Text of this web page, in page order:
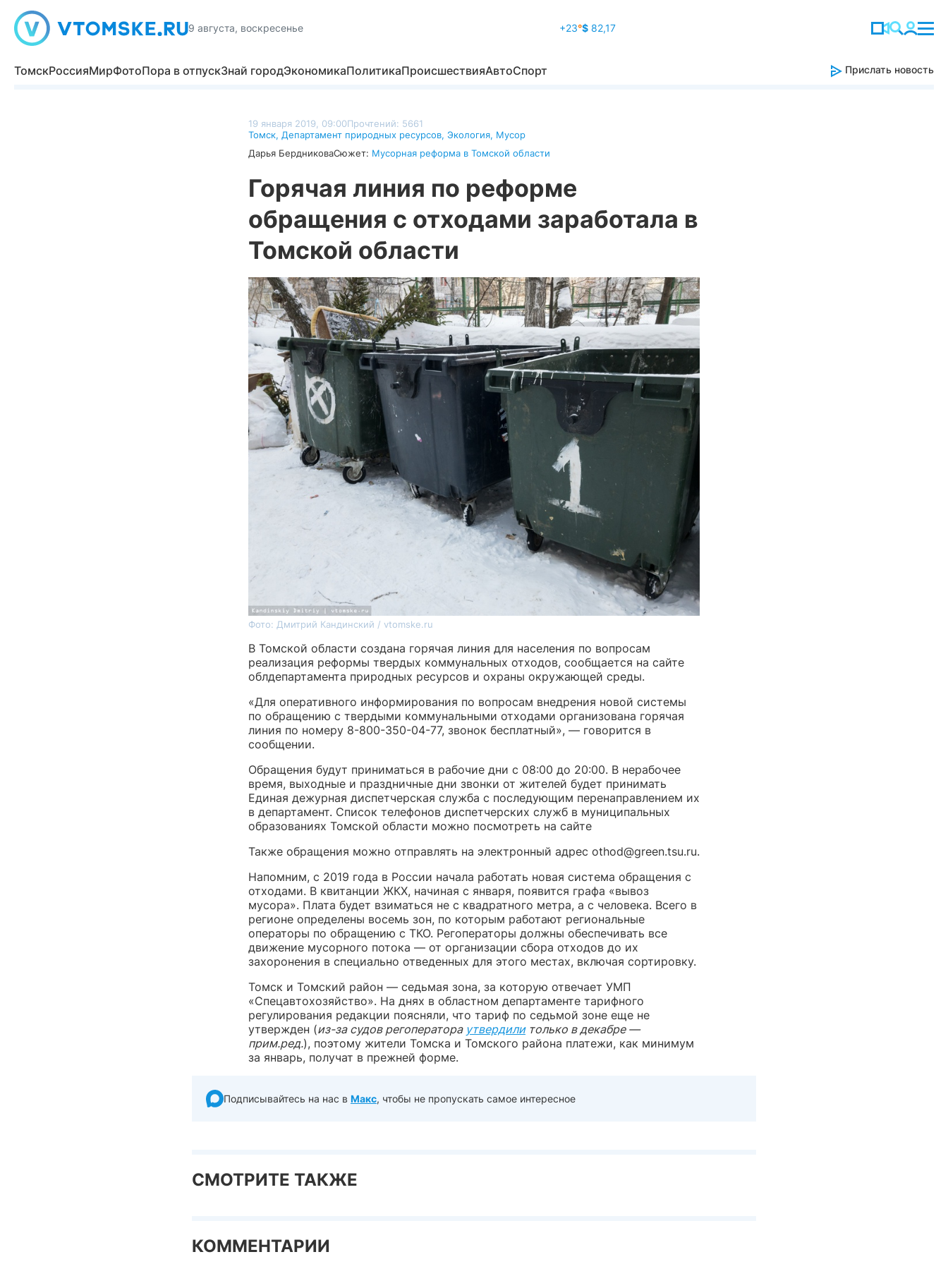
9 августа, воскресенье +23°$82,17
ТомскРоссияМирФотоПора в отпускЗнай городЭкономикаПолитикаПроисшествияАвтоСпорт Прислать новость
19 января 2019, 09:00Прочтений: 5661
Томск, Департамент природных ресурсов, Экология, Мусор
Дарья БердниковаСюжет: Мусорная реформа в Томской области
Горячая линия по реформе
обращения с отходами заработала в
Томской области
Фото: Дмитрий Кандинский / vtomske.ru
В Томской области создана горячая линия для населения по вопросам
реализация реформы твердых коммунальных отходов, сообщается на сайте
облдепартамента природных ресурсов и охраны окружающей среды.
«Для оперативного информирования по вопросам внедрения новой системы
по обращению с твердыми коммунальными отходами организована горячая
линия по номеру 8-800-350-04-77, звонок бесплатный», — говорится в
сообщении.
Обращения будут приниматься в рабочие дни с 08:00 до 20:00. В нерабочее
время, выходные и праздничные дни звонки от жителей будет принимать
Единая дежурная диспетчерская служба с последующим перенаправлением их
в департамент. Список телефонов диспетчерских служб в муниципальных
образованиях Томской области можно посмотреть на сайте
Также обращения можно отправлять на электронный адрес othod@green.tsu.ru.
Напомним, с 2019 года в России начала работать новая система обращения с
отходами. В квитанции ЖКХ, начиная с января, появится графа «вывоз
мусора». Плата будет взиматься не с квадратного метра, а с человека. Всего в
регионе определены восемь зон, по которым работают региональные
операторы по обращению с ТКО. Регоператоры должны обеспечивать все
движение мусорного потока — от организации сбора отходов до их
захоронения в специально отведенных для этого местах, включая сортировку.
Томск и Томский район — седьмая зона, за которую отвечает УМП
«Спецавтохозяйство». На днях в областном департаменте тарифного
регулирования редакции поясняли, что тариф по седьмой зоне еще не
утвержден (из-за судов регоператора утвердилитолько в декабре —
прим.ред.), поэтому жители Томска и Томского района платежи, как минимум
за январь, получат в прежней форме.
Подписывайтесь на нас в Макс, чтобы не пропускать самое интересное
СМОТРИТЕ ТАКЖЕ
КОММЕНТАРИИ